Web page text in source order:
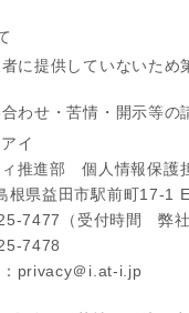
に提供していないため
わせ・苦情・開示等の
イ
推進部 個人情報保護
県益田市駅前町17-1
7477（受付時間 弊
7478
：privacy＠i.at-i.jp